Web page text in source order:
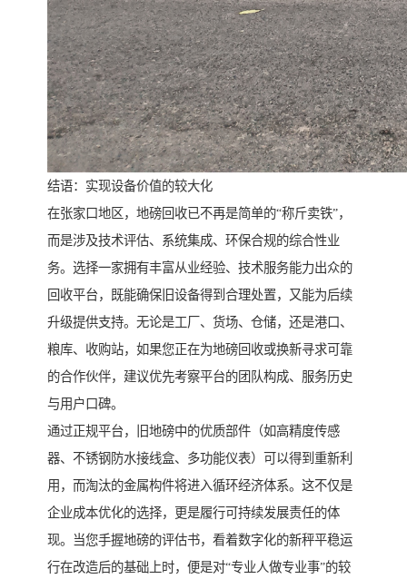
结语：实现设备价值的较大化
在张家口地区，地磅回收已不再是简单的“称斤卖铁”，
而是涉及技术评估、系统集成、环保合规的综合性业
务。选择一家拥有丰富从业经验、技术服务能力出众的
回收平台，既能确保旧设备得到合理处置，又能为后续
升级提供支持。无论是工厂、货场、仓储，还是港口、
粮库、收购站，如果您正在为地磅回收或换新寻求可靠
的合作伙伴，建议优先考察平台的团队构成、服务历史
与用户口碑。
通过正规平台，旧地磅中的优质部件（如高精度传感
器、不锈钢防水接线盒、多功能仪表）可以得到重新利
用，而淘汰的金属构件将进入循环经济体系。这不仅是
企业成本优化的选择，更是履行可持续发展责任的体
现。当您手握地磅的评估书，看着数字化的新秤平稳运
行在改造后的基础上时，便是对“专业人做专业事”的较